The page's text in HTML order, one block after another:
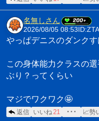
名無しさん
2026/08/05 08:53
やっぱデニスのダンク
この身体能力クラスの
ぶり？ってくらい
マジでワクワク🤩
返信 いいね21 ･･･ 📈勢